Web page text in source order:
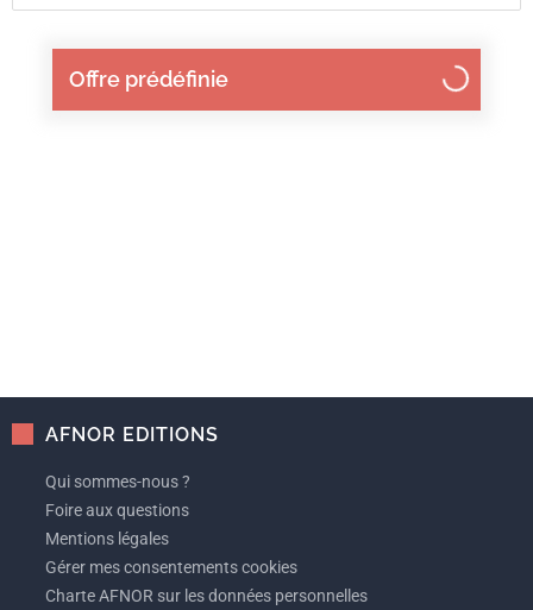
Offre prédéfinie
AFNOR EDITIONS
Qui sommes-nous ?
Foire aux questions
Mentions légales
Gérer mes consentements cookies
Charte AFNOR sur les données personnelles